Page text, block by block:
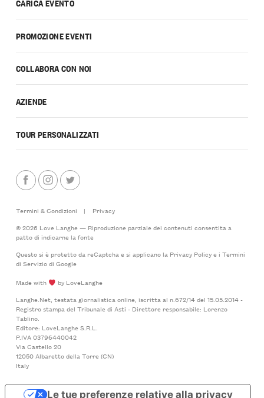
CARICA EVENTO
PROMOZIONE EVENTI
COLLABORA CON NOI
AZIENDE
TOUR PERSONALIZZATI
Termini & Condizioni |
Privacy
© 2026 Love Langhe — Riproduzione parziale dei contenuti consentita a
patto di indicarne la fonte
Questo si è protetto da reCaptcha e si applicano la Privacy Policye i Termini
di Serviziodi Google
Made with
by LoveLanghe
Langhe.Net, testata giornalistica online, iscritta al n.672/14 del 15.05.2014 -
Registro stampa del Tribunale di Asti - Direttore responsabile: Lorenzo
Tablino.
Editore: LoveLanghe S.R.L.
P.IVA 03796440042
Via Castello 20
12050 Albaretto della Torre (CN)
Italy
Le tue preferenze relative alla privacy